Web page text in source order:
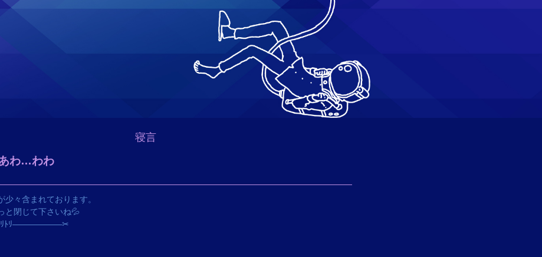
寝言
わ…わわ
少々含まれております。
と閉じて下さいね💦
ﾄﾘ――――――✂